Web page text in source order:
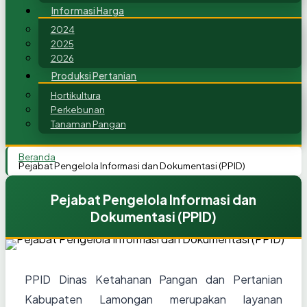
Informasi Harga
2024
2025
2026
Produksi Pertanian
Hortikultura
Perkebunan
Tanaman Pangan
Beranda
Pejabat Pengelola Informasi dan Dokumentasi (PPID)
Pejabat Pengelola Informasi dan
Dokumentasi (PPID)
PPID Dinas Ketahanan Pangan dan Pertanian
Kabupaten Lamongan merupakan layanan